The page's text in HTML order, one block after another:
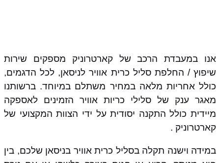
אנו במעבדת הרכב של קארטרוניק מספקים שירות
שיפוץ / החלפת סליל כרית אוויר לניסאן, לכל הדגמים,
כולל אחריות מלאה במחיר משתלם במיוחד. ברשותנו
מאגר ענק של סלילי כריות אוויר הזמינים לאספקה
מיידית כולל התקנה יסודית על ידי הצוות המקצועי של
קארטרוניק .
במידה וישנה תקלה בסליל כרית אוויר בניסאן שלכם, בין